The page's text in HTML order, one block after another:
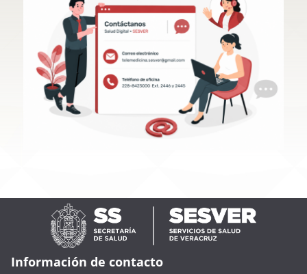
Información de contacto